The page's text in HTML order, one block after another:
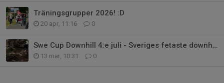
Träningsgrupper 2026! :D
20 apr, 11:16 0
Swe Cup Downhill 4:e juli - Sveriges fetaste downhilltävling!
13 mar, 10:31 0